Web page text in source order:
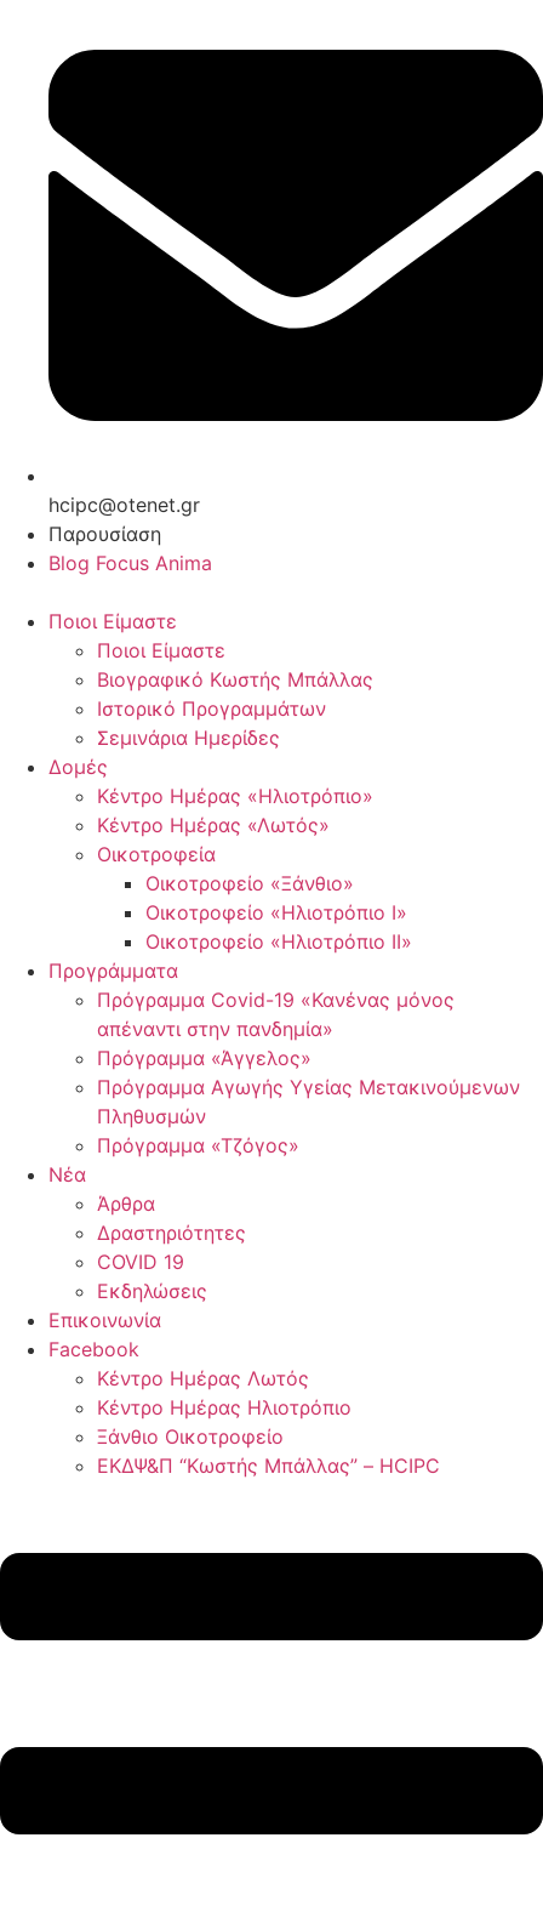
hcipc@otenet.gr
Παρουσίαση
Blog Focus Anima
Ποιοι Είμαστε
Ποιοι Είμαστε
Βιογραφικό Κωστής Μπάλλας
Ιστορικό Προγραμμάτων
Σεμινάρια Ημερίδες
Δομές
Κέντρο Ημέρας «Ηλιοτρόπιο»
Κέντρο Ημέρας «Λωτός»
Οικοτροφεία
Οικοτροφείο «Ξάνθιο»
Οικοτροφείο «Ηλιοτρόπιο Ι»
Οικοτροφείο «Ηλιοτρόπιο ΙΙ»
Προγράμματα
Πρόγραμμα Covid-19 «Κανένας μόνος
απέναντι στην πανδημία»
Πρόγραμμα «Άγγελος»
Πρόγραμμα Αγωγής Υγείας Μετακινούμενων
Πληθυσμών
Πρόγραμμα «Τζόγος»
Νέα
Άρθρα
Δραστηριότητες
COVID 19
Εκδηλώσεις
Επικοινωνία
Facebook
Κέντρο Ημέρας Λωτός
Κέντρο Ημέρας Ηλιοτρόπιο
Ξάνθιο Οικοτροφείο
ΕΚΔΨ&Π “Κωστής Μπάλλας” – HCIPC